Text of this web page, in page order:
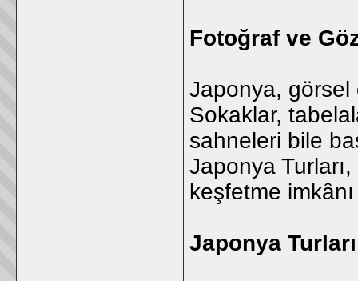
Fotoğraf ve
Japonya, görsel
Sokaklar,
sahneleri bile
Japonya
keşfetme imkânı
Japonya